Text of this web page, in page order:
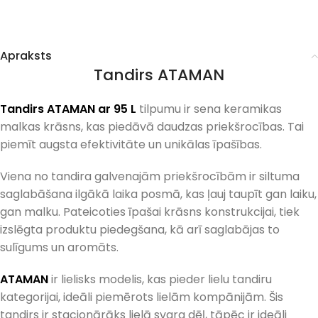
Apraksts
Tandirs ATAMAN
Tandirs ATAMAN ar 95 L tilpumu ir sena keramikas
malkas krāsns, kas piedāvā daudzas priekšrocības. Tai
piemīt augsta efektivitāte un unikālas īpašības.
Viena no tandira galvenajām priekšrocībām ir siltuma
saglabāšana ilgākā laika posmā, kas ļauj taupīt gan laiku,
gan malku. Pateicoties īpašai krāsns konstrukcijai, tiek
izslēgta produktu piedegšana, kā arī saglabājas to
sulīgums un aromāts.
ATAMANir lielisks modelis, kas pieder lielu tandiru
kategorijai, ideāli piemērots lielām kompānijām. Šis